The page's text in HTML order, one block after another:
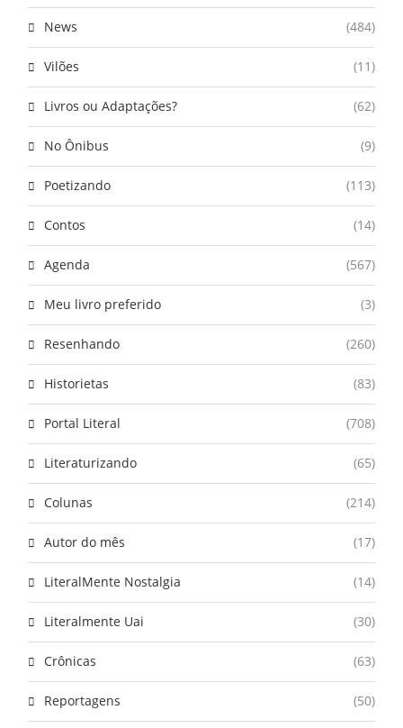
News (484)
Vilões (11)
Livros ou Adaptações? (62)
No Ônibus (9)
Poetizando (113)
Contos (14)
Agenda (567)
Meu livro preferido (3)
Resenhando (260)
Historietas (83)
Portal Literal (708)
Literaturizando (65)
Colunas (214)
Autor do mês (17)
LiteralMente Nostalgia (14)
Literalmente Uai (30)
Crônicas (63)
Reportagens (50)